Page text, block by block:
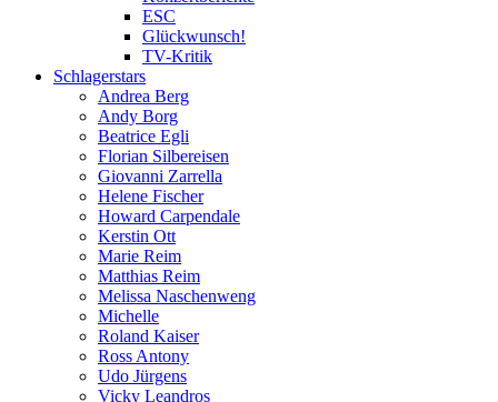
ESC
Glückwunsch!
TV-Kritik
Schlagerstars
Andrea Berg
Andy Borg
Beatrice Egli
Florian Silbereisen
Giovanni Zarrella
Helene Fischer
Howard Carpendale
Kerstin Ott
Marie Reim
Matthias Reim
Melissa Naschenweng
Michelle
Roland Kaiser
Ross Antony
Udo Jürgens
Vicky Leandros